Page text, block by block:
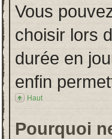
Vous
choisir lors
durée en
enfin
Haut
Pourquoi